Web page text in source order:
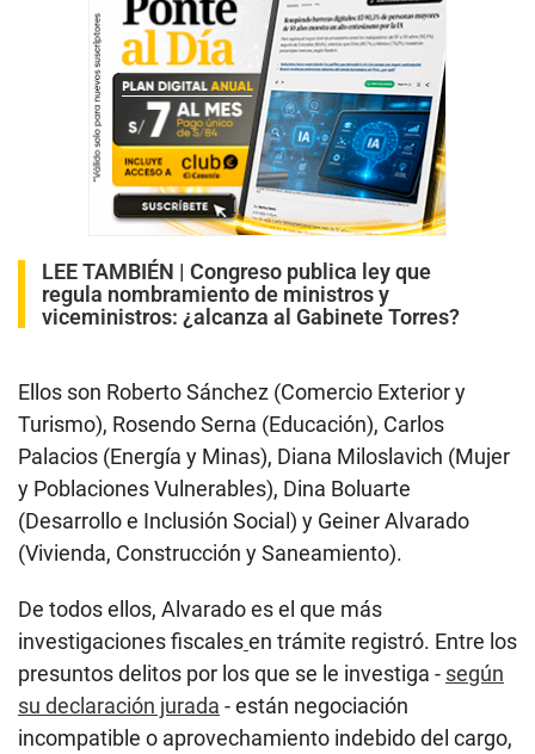
LEE TAMBIÉN | Congreso publica ley que
regula nombramiento de ministros y
viceministros: ¿alcanza al Gabinete Torres?
Ellos son Roberto Sánchez (Comercio Exterior y
Turismo), Rosendo Serna (Educación), Carlos
Palacios (Energía y Minas), Diana Miloslavich (Mujer
y Poblaciones Vulnerables), Dina Boluarte
(Desarrollo e Inclusión Social) y Geiner Alvarado
(Vivienda, Construcción y Saneamiento).
De todos ellos, Alvarado es el que más
investigaciones fiscalesen trámite registró. Entre los
presuntos delitos por los que se le investiga - según
su declaración jurada - están negociación
incompatible o aprovechamiento indebido del cargo,